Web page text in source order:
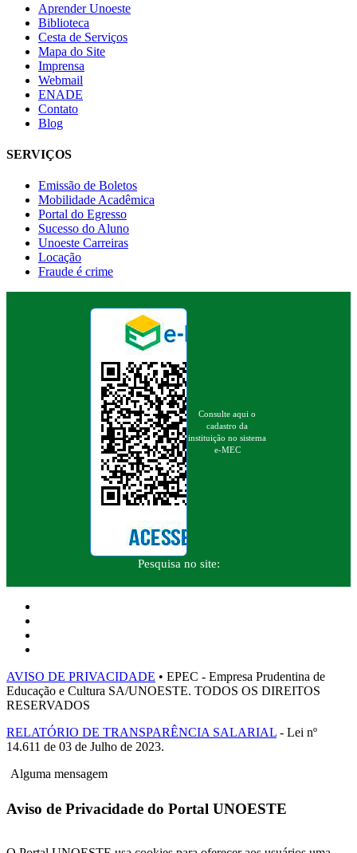
Aprender Unoeste
Biblioteca
Cesta de Serviços
Mapa do Site
Imprensa
Webmail
ENADE
Contato
Blog
SERVIÇOS
Emissão de Boletos
Mobilidade Acadêmica
Portal do Egresso
Sucesso do Aluno
Unoeste Carreiras
Locação
Fraude é crime
Consulte aqui o
cadastro da
instituição no sistema
e-MEC
Pesquisa no site:
AVISO DE PRIVACIDADE • EPEC - Empresa Prudentina de
Educação e Cultura SA/UNOESTE. TODOS OS DIREITOS
RESERVADOS
RELATÓRIO DE TRANSPARÊNCIA SALARIAL - Lei nº
14.611 de 03 de Julho de 2023.
Alguma mensagem
Aviso de Privacidade do Portal UNOESTE